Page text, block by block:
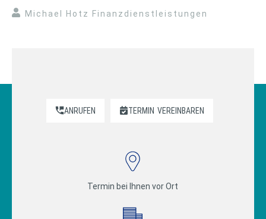
Michael Hotz Finanzdienstleistungen
ANRUFEN TERMIN VEREINBAREN
Termin bei Ihnen vor Ort